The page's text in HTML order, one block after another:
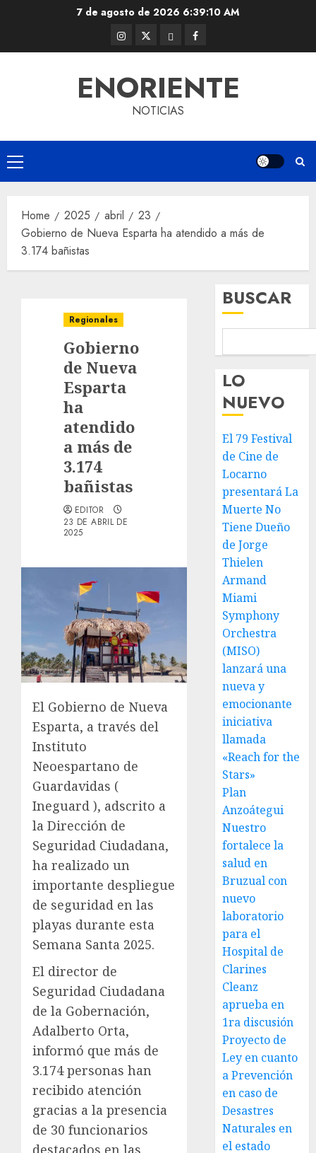
7 de agosto de 2026 6:39:10 AM
Instagram
@EnOriente
Twitter
(X)
ThreadsFacebook
ENORIENTE
NOTICIAS
Primary
Menu
Home 2025 abril
23
Gobierno de Nueva Esparta ha atendido a más de
3.174 bañistas
Regionales
Gobierno
de Nueva
Esparta
ha
atendido
a más de
3.174
bañistas
EDITOR
23 DE ABRIL DE
2025
El Gobierno de Nueva
Esparta, a través del
Instituto
Neoespartano de
Guardavidas (
Ineguard ), adscrito a
la Dirección de
Seguridad Ciudadana,
ha realizado un
importante despliegue
de seguridad en las
playas durante esta
Semana Santa 2025.
El director de
Seguridad Ciudadana
de la Gobernación,
Adalberto Orta,
informó que más de
3.174 personas han
recibido atención
gracias a la presencia
de 30 funcionarios
destacados en las
BUSCAR
LO
NUEVO
El 79 Festival
de Cine de
Locarno
presentará La
Muerte No
Tiene Dueño
de Jorge
Thielen
Armand
Miami
Symphony
Orchestra
(MISO)
lanzará una
nueva y
emocionante
iniciativa
llamada
«Reach for the
Stars»
Plan
Anzoátegui
Nuestro
fortalece la
salud en
Bruzual con
nuevo
laboratorio
para el
Hospital de
Clarines
Cleanz
aprueba en
1ra discusión
Proyecto de
Ley en cuanto
a Prevención
en caso de
Desastres
Naturales en
el estado